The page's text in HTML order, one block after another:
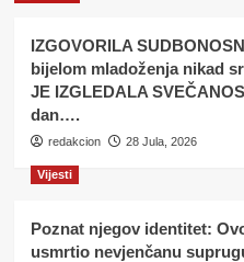
IZGOVORILA
bijelom mladoženja nikad
JE IZGLEDALA
dan….
redakcion 28 Jula, 2026
Vijesti
Poznat njegov identitet:
usmrtio nevjenčanu